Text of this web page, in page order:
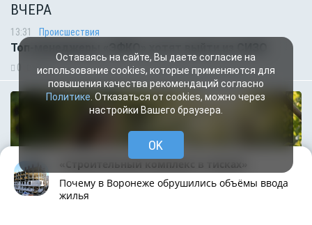
ВЧЕРА
13:31 Происшествия
Топ-менеджеры «ЭФКО» хотят выйти из СИЗО
0 2763
«Строительный комплекс в тисках»
Почему в Воронеже обрушились объёмы ввода
жилья
Оставаясь на сайте, Вы даете согласие на
использование cookies, которые применяются для
повышения качества рекомендаций согласно
Политике . Отказаться от cookies, можно через
настройки Вашего браузера.
OK